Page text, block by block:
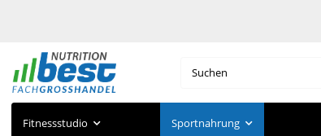
Fitnessstudio Sportnahrung